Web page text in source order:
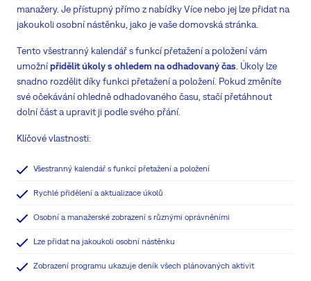
manažery. Je přístupný přímo z nabídky Více nebo jej lze přidat na
jakoukoli osobní nástěnku, jako je vaše domovská stránka.
Tento všestranný kalendář s funkcí přetažení a položení vám
umožnípřidělit úkoly s ohledem na odhadovaný čas . Úkoly lze
snadno rozdělit díky funkci přetažení a položení. Pokud změníte
své očekávání ohledně odhadovaného času, stačí přetáhnout
dolní část a upravit ji podle svého přání.
Klíčové vlastnosti:
Všestranný kalendář s funkcí přetažení a položení
Rychlé přidělení a aktualizace úkolů
Osobní a manažerské zobrazení s různými oprávněními
Lze přidat na jakoukoli osobní nástěnku
Zobrazení programu ukazuje deník všech plánovaných aktivit